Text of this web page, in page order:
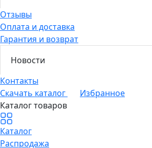
Отзывы
Оплата и доставка
Гарантия и возврат
Новости
Контакты
Скачать каталог
Избранное
Каталог товаров
Каталог
Распродажа